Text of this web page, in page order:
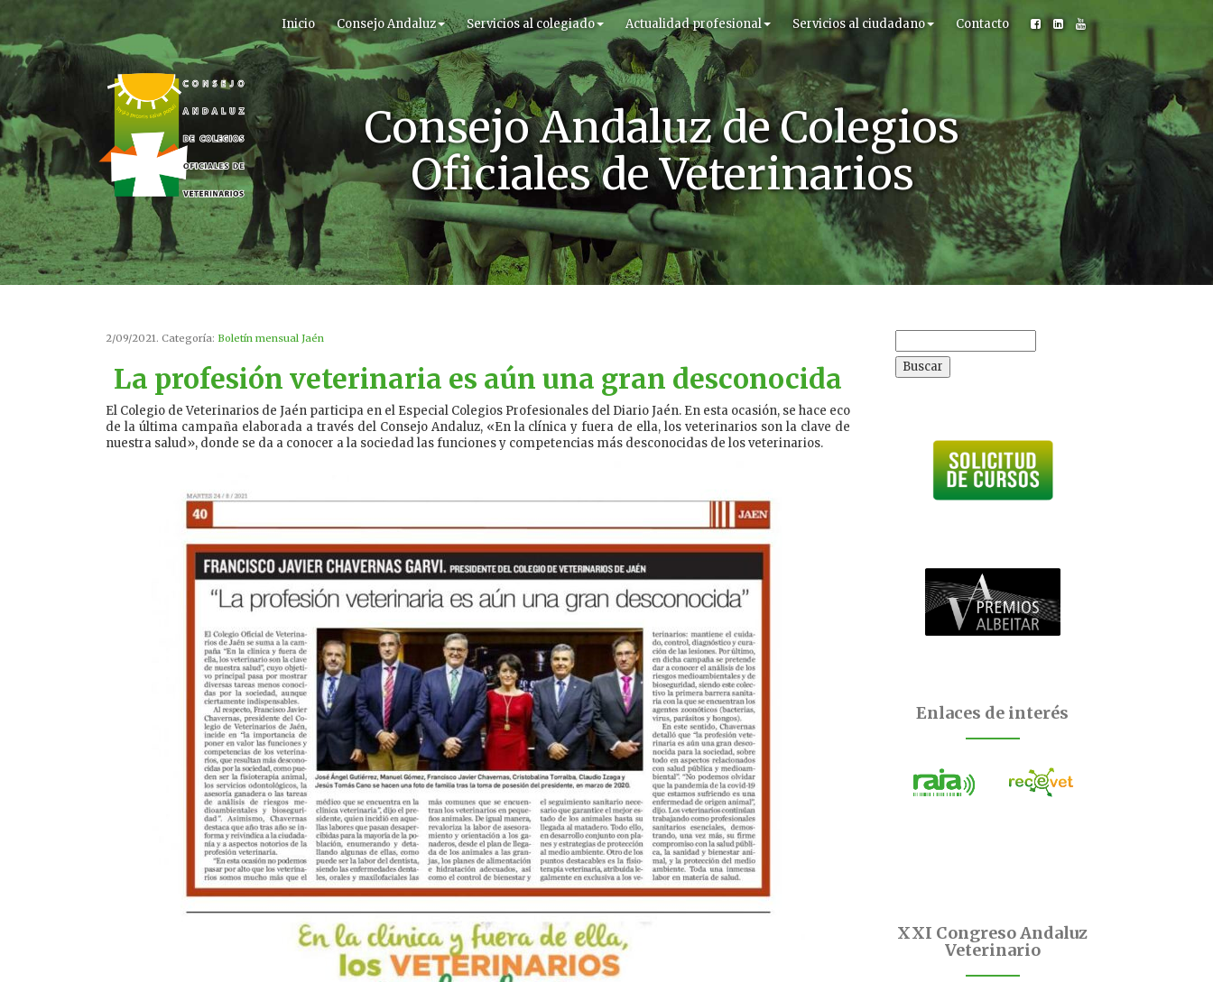
Consejo Andaluz de Colegios
Oficiales de Veterinarios
Inicio Consejo Andaluz Servicios al colegiado Actualidad profesional Servicios al ciudadano Contacto
2/09/2021. Categoría: Boletín mensual Jaén
La profesión veterinaria es aún una gran desconocida
El Colegio de Veterinarios de Jaén participa en el Especial Colegios Profesionales del Diario Jaén. En esta ocasión, se hace eco
de la última campaña elaborada a través del Consejo Andaluz, «En la clínica y fuera de ella, los veterinarios son la clave de
nuestra salud», donde se da a conocer a la sociedad las funciones y competencias más desconocidas de los veterinarios.
Enlaces de interés
XXI Congreso Andaluz
Veterinario